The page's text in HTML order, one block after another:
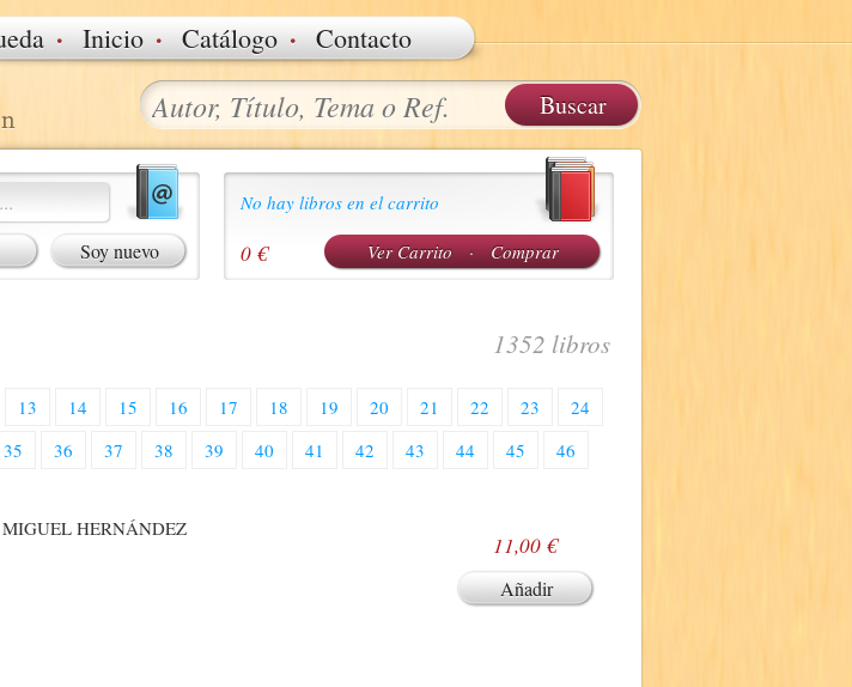
· Inicio · Catálogo · Contacto
Soy nuevo
No hay libros en el carrito
Ver Carrito · Comprar
0 €
1352 libros
13 14 15 16 17 18 19 20 21 22 23
24
35 36 37 38 39 40 41 42 43 44 45 46
HERNÁNDEZ
11,00 €
Añadir